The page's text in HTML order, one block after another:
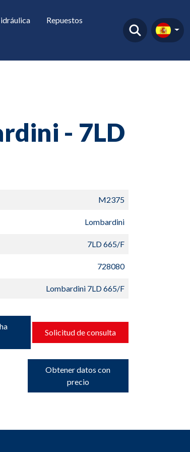
Repuestos
- 7LD
M2375
Lombardini
7LD 665/F
728080
Lombardini 7LD 665/F
Solicitud de consulta
Obtener datos con
precio